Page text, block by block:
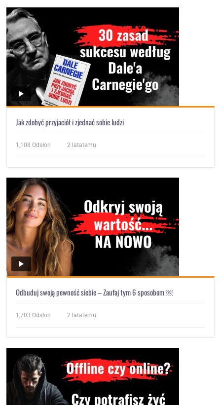
Jak zdobyć przyjaciół i zjednać sobie ludzi
1,108 Odsłon 2 latatemu
Odbuduj swoją pewność siebie – Zaufaj tym 6 sposobom ￼
1,703 Odsłon 2 latatemu